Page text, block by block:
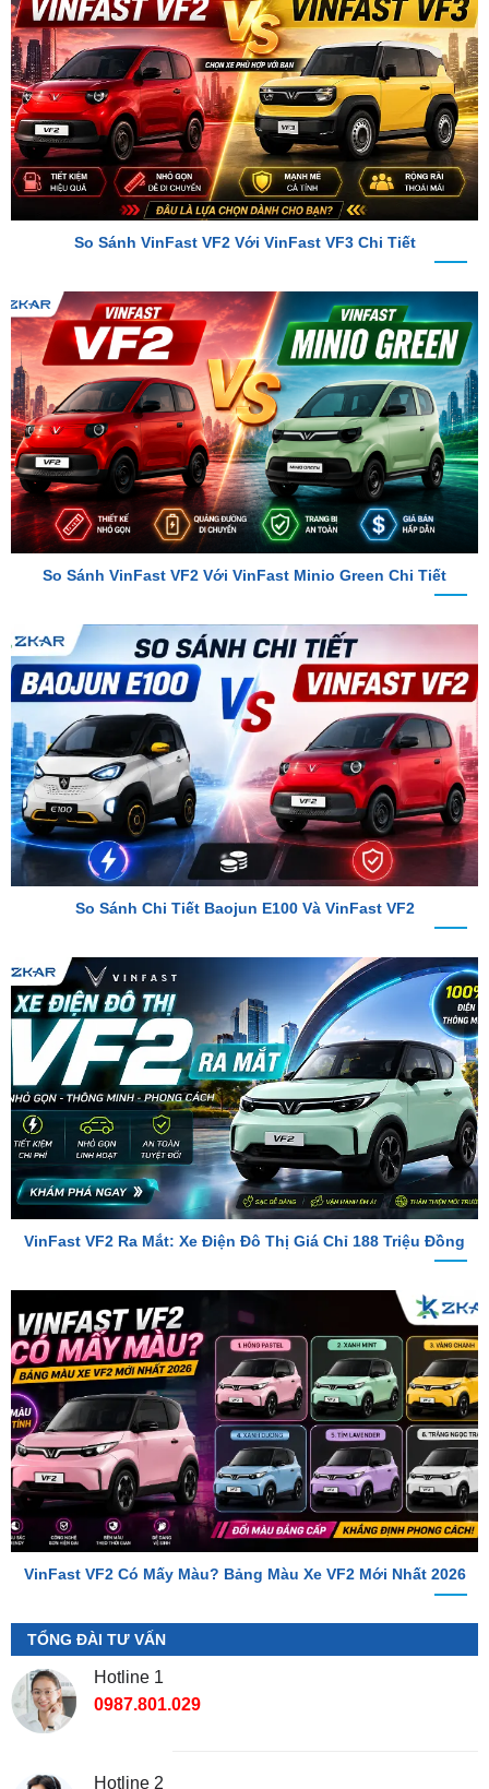
So Sánh VinFast VF2 Với VinFast VF3 Chi Tiết
So Sánh VinFast VF2 Với VinFast Minio Green Chi Tiết
So Sánh Chi Tiết Baojun E100 Và VinFast VF2
VinFast VF2 Ra Mắt: Xe Điện Đô Thị Giá Chỉ 188 Triệu Đồng
VinFast VF2 Có Mấy Màu? Bảng Màu Xe VF2 Mới Nhất 2026
TỔNG ĐÀI TƯ VẤN
Hotline 1
0987.801.029